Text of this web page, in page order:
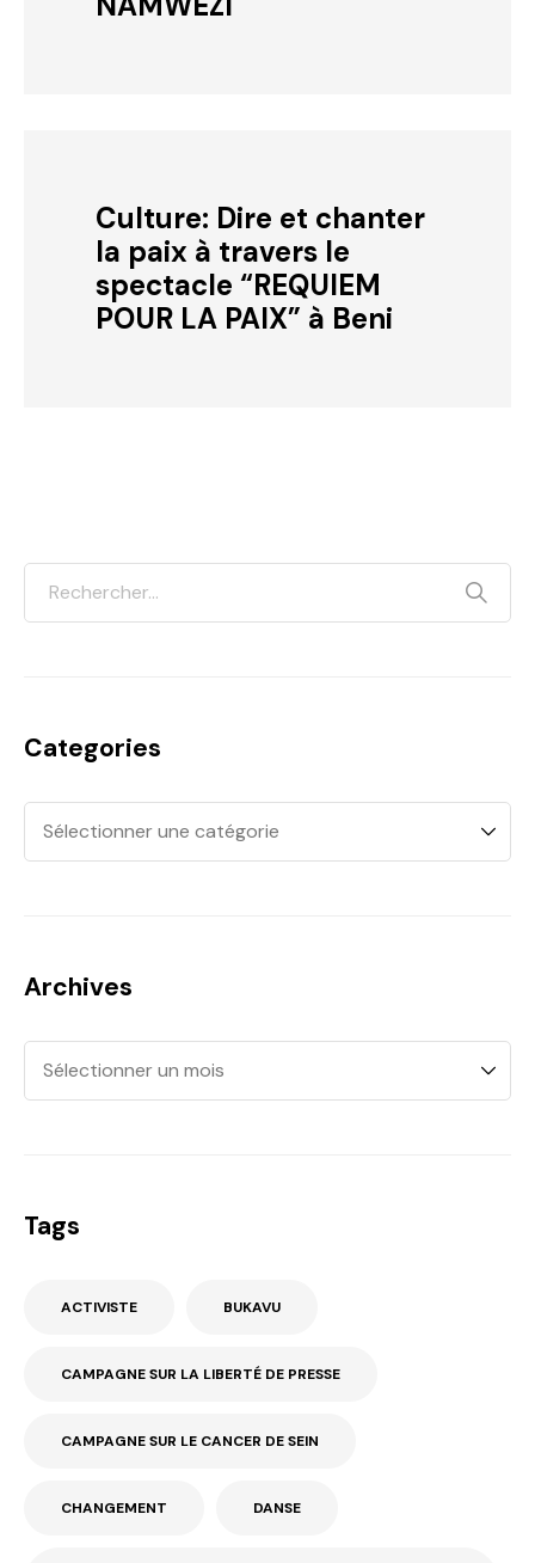
Culture: Dire et chanter
la paix à travers le
spectacle “REQUIEM
POUR LA PAIX” à Beni
Categories
Archives
Tags
ACTIVISTE BUKAVU
CAMPAGNE SUR LA LIBERTÉ DE PRESSE
CAMPAGNE SUR LE CANCER DE SEIN
CHANGEMENT DANSE